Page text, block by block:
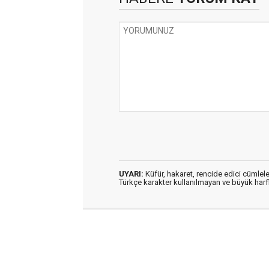
UYARI: Küfür, hakaret, rencide edici
Türkçe karakter kullanılmayan ve büyük